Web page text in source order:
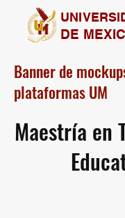
DE
Banner de
plataformas UM
Maestría en